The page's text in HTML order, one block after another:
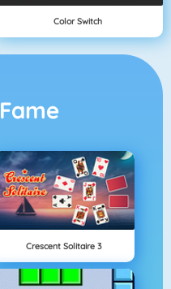
Color Switch
Fame
Crescent Solitaire 3